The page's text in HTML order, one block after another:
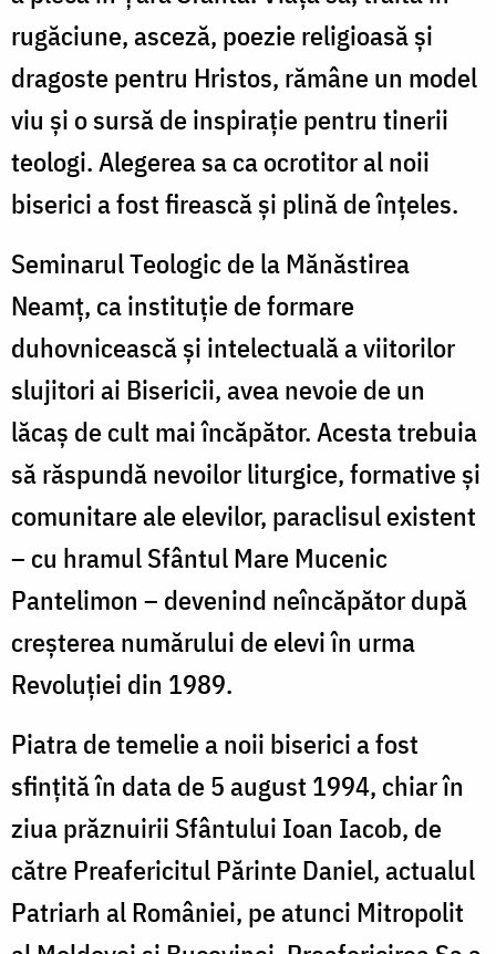
rugăciune, asceză, poezie religioasă și
dragoste pentru Hristos, rămâne un model
viu și o sursă de inspirație pentru tinerii
teologi. Alegerea sa ca ocrotitor al noii
biserici a fost firească și plină de înțeles.
Seminarul Teologic de la Mănăstirea
Neamț, ca instituție de formare
duhovnicească și intelectuală a viitorilor
slujitori ai Bisericii, avea nevoie de un
lăcaș de cult mai încăpător. Acesta trebuia
să răspundă nevoilor liturgice, formative și
comunitare ale elevilor, paraclisul existent
– cu hramul Sfântul Mare Mucenic
Pantelimon – devenind neîncăpător după
creșterea numărului de elevi în urma
Revoluției din 1989.
Piatra de temelie a noii biserici a fost
sfințită în data de 5 august 1994, chiar în
ziua prăznuirii Sfântului Ioan Iacob, de
către Preafericitul Părinte Daniel, actualul
Patriarh al României, pe atunci Mitropolit